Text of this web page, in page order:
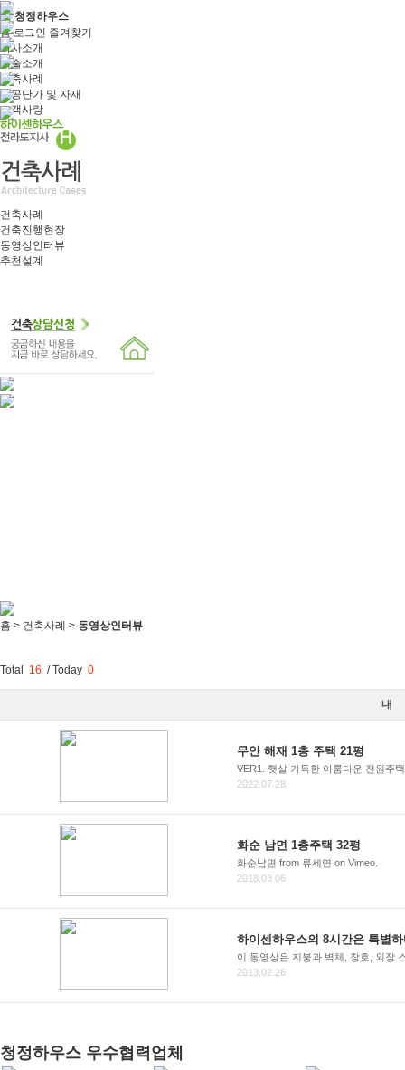
홈 로그인 즐겨찾기
회사소개
기술소개
건축사례
시공단가 및 자재
고객사랑
건축사례
건축진행현장
동영상인터뷰
추천설계
홈 > 건축사례 > 동영상인터뷰
Total 16 /Today 0
무안 해재 1층 주택 21평
VER1. 햇살 가득한 아룸다운 전원주
2022.07.28
화순 남면 1층주택 32평
화순남면 from 류세연 on Vimeo.
2018.03.06
하이센하우스의 8시간은 특별
이 동영상은 지붕과 벽체, 창호, 외장
2013.02.26
청정하우스 우수협력업체